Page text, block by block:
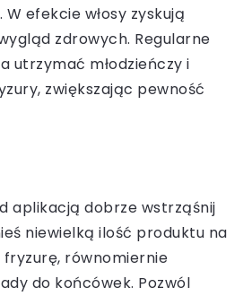
efekcie włosy zyskują
zdrowych. Regularne
utrzymać młodzieńczy i
zwiększając pewność
aplikacją dobrze wstrząśnij
niewielką ilość produktu na
równomiernie
do końcówek. Pozwól